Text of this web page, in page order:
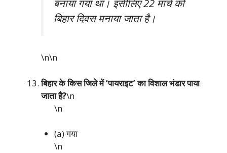
बिहार दिवस मनाया जाता है।
\n\n
बिहार के किस जिले में ‘पायराइट’ का विशाल भंडार पाया
जाता है?\n
\n
(a) गया
\n